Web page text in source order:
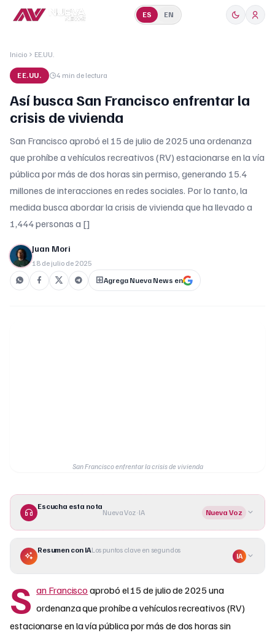
ES EN
Inicio EE.UU.
EE.UU. 4 min de lectura
Así busca San Francisco enfrentar la
crisis de vivienda
San Francisco aprobó el 15 de julio de 2025 una ordenanza
que prohíbe a vehículos recreativos (RV) estacionarse en la vía
pública por más de dos horas sin permiso, generando 15.4
millones de interacciones en redes sociales. Por lo tanto, la
medida busca abordar la crisis de vivienda que ha llevado a
1,444 personas a []
Juan Mori
18 de julio de 2025
Agrega Nueva News en
San Francisco enfrentar la crisis de vivienda
Escucha esta nota
Nueva Voz · IA Nueva Voz
Resumen con IALos puntos clave en segundos
IA
S an Francisco aprobó el 15 de julio de 2025 una
ordenanza que prohíbe a vehículos recreativos (RV)
estacionarse en la vía pública por más de dos horas sin